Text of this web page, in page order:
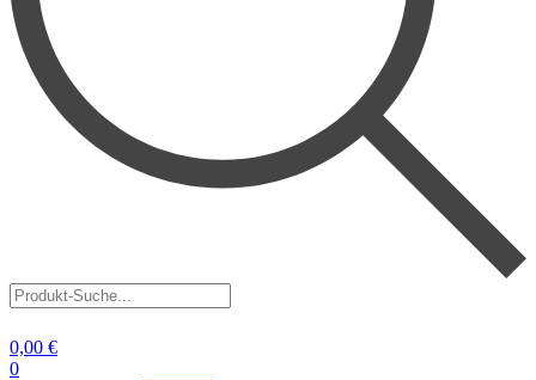
Produkt-
Suche...
0,00 €
0